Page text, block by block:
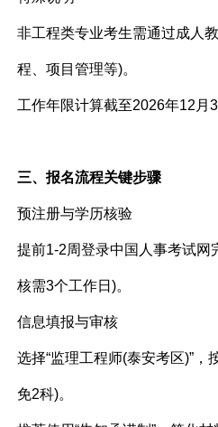
非工程类专业考生需通过成人
程、项目管理等)。
工作年限计算截至2026年12月
三、报名流程关键步骤
预注册与学历核验
提前1-2周登录中国人事考试网
核需3个工作日)。
信息填报与审核
选择“监理工程师(泰安考区)”，
免2科)。